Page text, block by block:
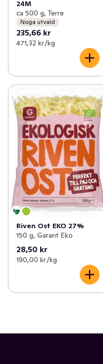
24M
ca 500 g, Terre
Noga utvald
235,66 kr
471,32 kr /kg
Riven Ost EKO 27%
150 g, Garant Eko
28,50 kr
190,00 kr /kg